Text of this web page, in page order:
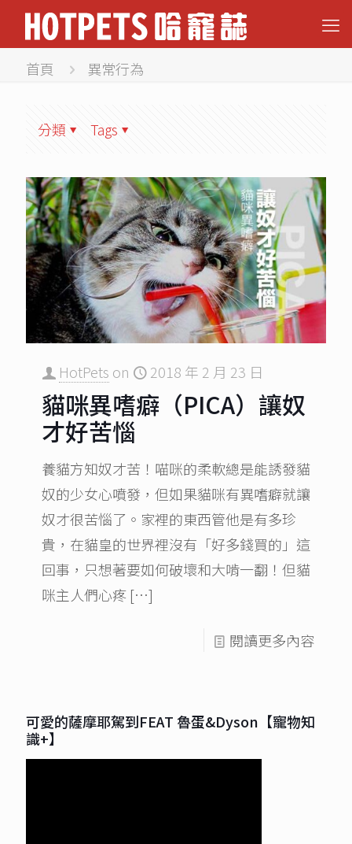
首頁 異常行為
分類 Tags
HotPets on 2018 年 2 月 23 日
貓咪異嗜癖（PICA）讓奴
才好苦惱
養貓方知奴才苦！喵咪的柔軟總是能誘發貓
奴的少女心噴發，但如果貓咪有異嗜癖就讓
奴才很苦惱了。家裡的東西管他是有多珍
貴，在貓皇的世界裡沒有「好多錢買的」這
回事，只想著要如何破壞和大啃一翻！但貓
咪主人們心疼 […]
閱讀更多內容
可愛的薩摩耶駕到FEAT 魯蛋&Dyson【寵物知
識+】